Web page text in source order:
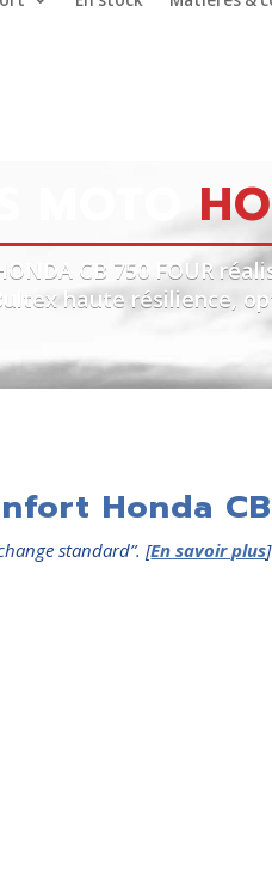
CB 750 FOUR
haute résilience,
Honda
standard”. [En savoir plus]